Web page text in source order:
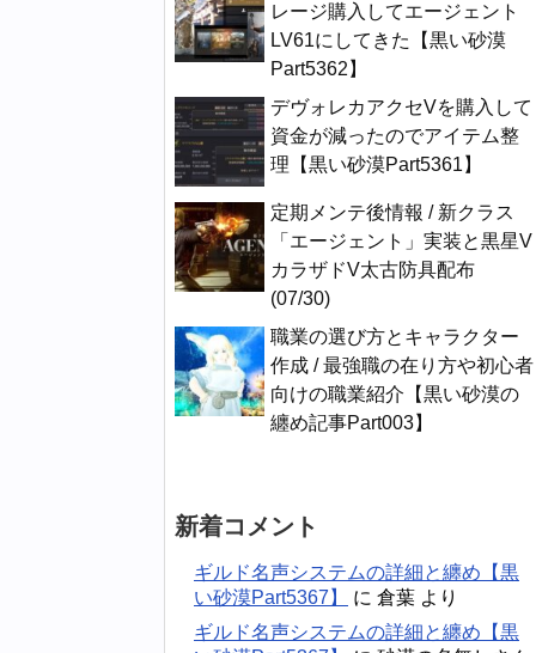
レージ購入してエージェント
LV61にしてきた【黒い砂漠
Part5362】
デヴォレカアクセVを購入して
資金が減ったのでアイテム整
理【黒い砂漠Part5361】
定期メンテ後情報 / 新クラス
「エージェント」実装と黒星V
カラザドV太古防具配布
(07/30)
職業の選び方とキャラクター
作成 / 最強職の在り方や初心者
向けの職業紹介【黒い砂漠の
纏め記事Part003】
新着コメント
ギルド名声システムの詳細と纏め【黒
い砂漠Part5367】
に 倉葉 より
ギルド名声システムの詳細と纏め【黒